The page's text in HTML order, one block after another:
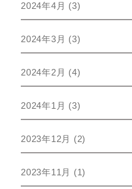
2024年4月 (3)
2024年3月 (3)
2024年2月 (4)
2024年1月 (3)
2023年12月 (2)
2023年11月 (1)